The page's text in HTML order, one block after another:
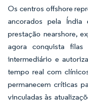
Os centros offshore
ancorados pela Índia
prestação nearshore,
agora conquista
intermediário e
tempo real com
permanecem críticas
vinculadas às